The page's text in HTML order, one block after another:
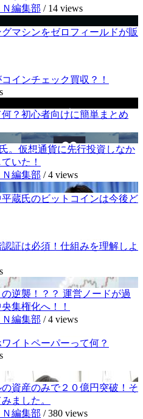
編集部 / 14 views
マシンをゼロフィールドが販
インチェック買収？！
？初心者向けに簡単まとめ
。仮想通貨に先行投資しなか
いた！
編集部 /4 views
蔵氏のビットコインは今後ど
証は必須！仕組みを理解しよ
逆襲！？？ 運営ノードが過
集権化へ！！
編集部 /4 views
イトペーパーって何？
資産のみで２０億円突破！そ
ました。
編集部 /380 views